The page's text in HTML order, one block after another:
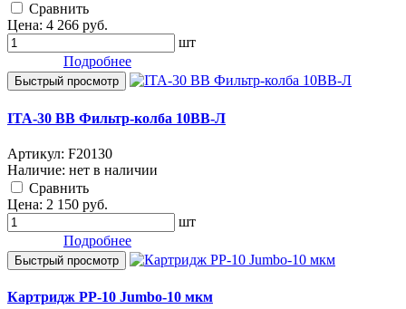
Cравнить
Цена: 4 266 руб.
шт
Подробнее
Быстрый просмотр
ITA-30 BB Фильтр-колба 10ВВ-Л
Артикул: F20130
Наличие: нет в наличии
Cравнить
Цена: 2 150 руб.
шт
Подробнее
Быстрый просмотр
Картридж PP-10 Jumbo-10 мкм